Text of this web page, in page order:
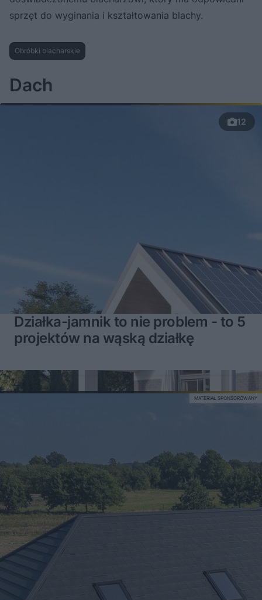
sprzęt do wyginania i kształtowania blachy.
Obróbki blacharskie
Dach
12
Działka-jamnik to nie problem - to 5
projektów na wąską działkę
MATERIAŁ SPONSOROWANY